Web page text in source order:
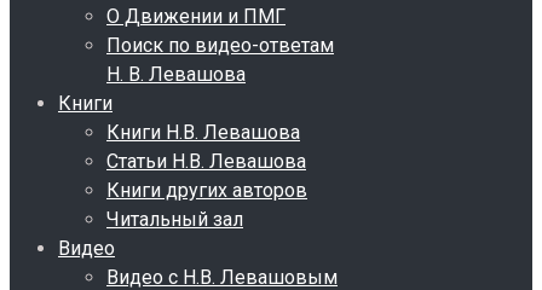
О Движении и ПМГ
Поиск по видео-ответам
Н. В. Левашова
Книги
Книги Н.В. Левашова
Статьи Н.В. Левашова
Книги других авторов
Читальный зал
Видео
Видео с Н.В. Левашовым